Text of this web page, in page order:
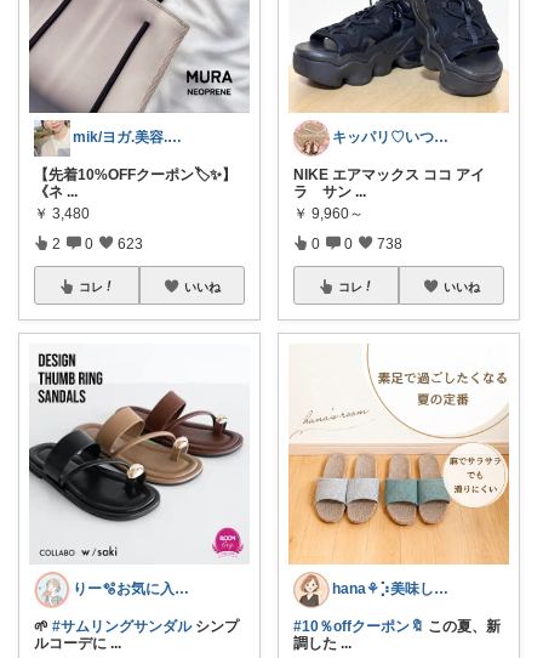
mik/ヨガ.美容.ファッション𓂃.✿
【先着10%OFFクーポン🏷️✨】
《ネ ...
￥ 3,480
2 0 623
コレ いいね
りー🫧お気に入りのある暮らし🧺
🌱 #サムリングサンダルシンプ
ルコーデに ...
キッパリ♡いつもありがとうございます🌸
NIKE エアマックス ココ アイ
ラ サン ...
￥ 9,960～
0 0 738
コレ いいね
hana‎‎⚘⡱美味しい暮らし🤍𐙚
#10％offクーポン🔖 この夏、新
調した ...